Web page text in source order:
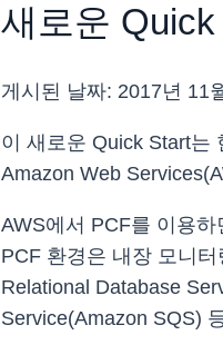
새로운
게시된 날짜: 2017년 11
이 새로운 Quick Start는
Amazon Web
AWS에서 PCF를 이용
PCF 환경은 내장 모니
Relational Database
Service(Amazon SQS)